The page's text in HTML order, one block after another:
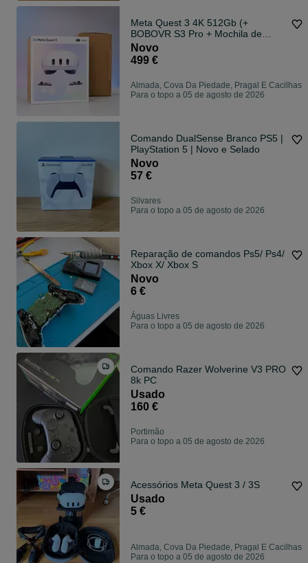
Meta Quest 3 4K 512Gb (+
BOBOVR S3 Pro + Mochila de
transporte)
Novo
499 €
Almada, Cova Da Piedade, Pragal E Cacilhas
Para o topo a 05 de agosto de 2026
Comando DualSense Branco PS5 |
PlayStation 5 | Novo e Selado
Novo
57 €
Silvares
Para o topo a 05 de agosto de 2026
Reparação de comandos Ps5/ Ps4/
Xbox X/ Xbox S
Novo
6 €
Águas Livres
Para o topo a 05 de agosto de 2026
Comando Razer Wolverine V3 PRO
8k PC
Usado
160 €
Portimão
Para o topo a 05 de agosto de 2026
Acessórios Meta Quest 3 / 3S
Usado
5 €
Almada, Cova Da Piedade, Pragal E Cacilhas
Para o topo a 05 de agosto de 2026